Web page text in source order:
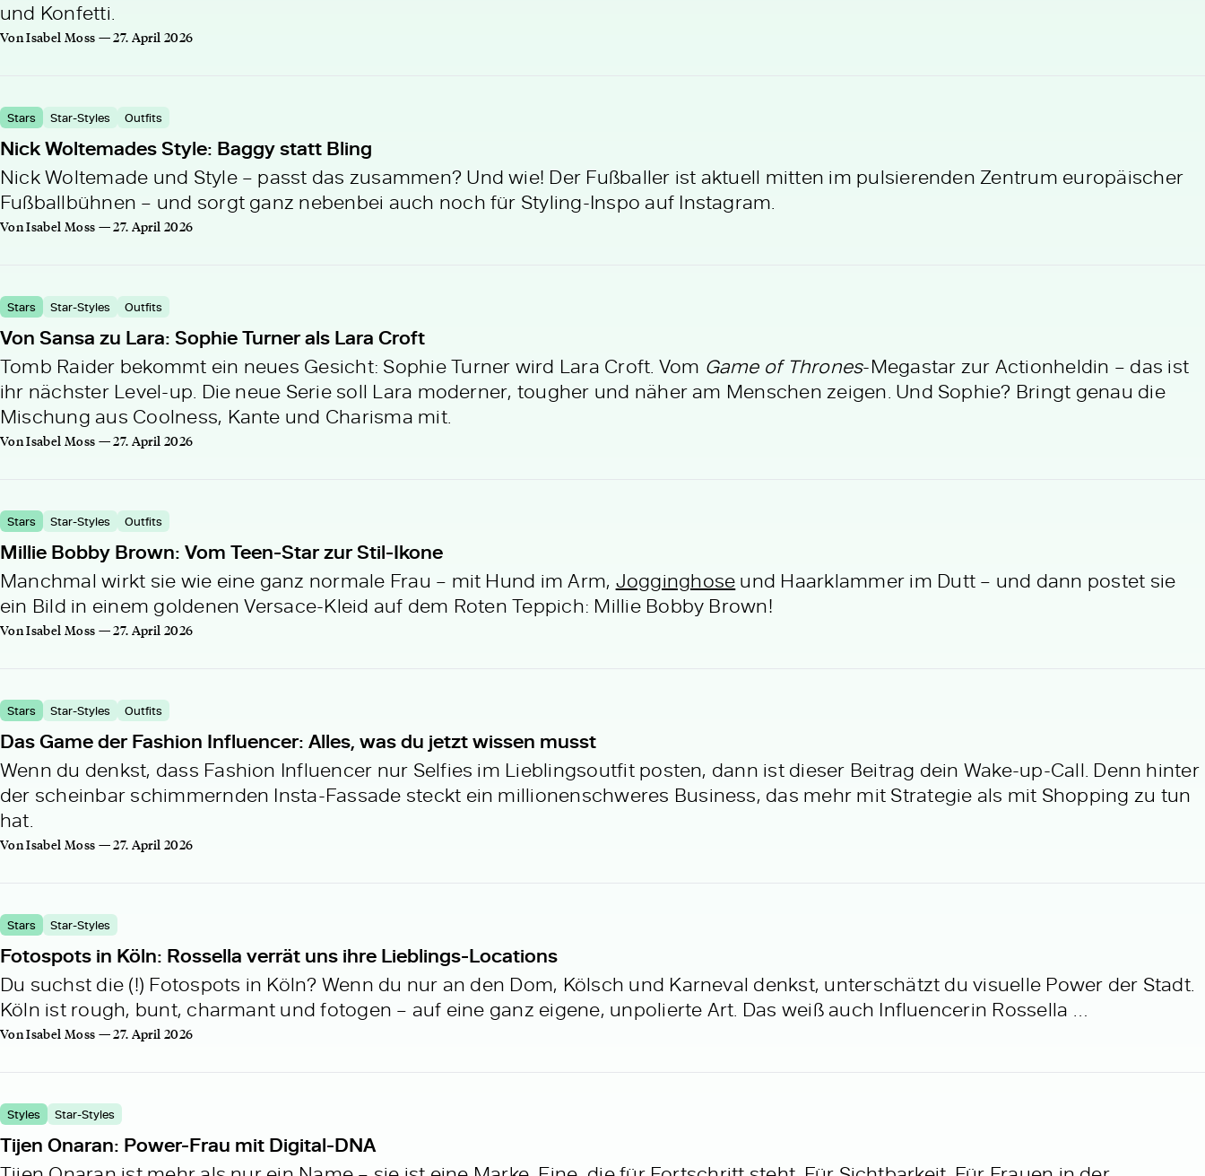
und Konfetti.
Von Isabel Moss — 27. April 2026
Nick Woltemades Style: Baggy statt Bling
Nick Woltemade und Style – passt das zusammen? Und wie! Der Fußballer ist aktuell mitten im pulsierenden Zentrum europäischer
Fußballbühnen – und sorgt ganz nebenbei auch noch für Styling-Inspo auf Instagram.
Von Isabel Moss — 27. April 2026
Stars Star-Styles Outfits
Von Sansa zu Lara: Sophie Turner als Lara Croft
Tomb Raider bekommt ein neues Gesicht: Sophie Turner wird Lara Croft. Vom Game of Thrones-Megastar zur Actionheldin – das ist
ihr nächster Level-up. Die neue Serie soll Lara moderner, tougher und näher am Menschen zeigen. Und Sophie? Bringt genau die
Mischung aus Coolness, Kante und Charisma mit.
Von Isabel Moss — 27. April 2026
Stars Star-Styles Outfits
Millie Bobby Brown: Vom Teen-Star zur Stil-Ikone
Manchmal wirkt sie wie eine ganz normale Frau – mit Hund im Arm, Jogginghose und Haarklammer im Dutt – und dann postet sie
ein Bild in einem goldenen Versace-Kleid auf dem Roten Teppich: Millie Bobby Brown!
Von Isabel Moss — 27. April 2026
Stars Star-Styles Outfits
Das Game der Fashion Influencer: Alles, was du jetzt wissen musst
Wenn du denkst, dass Fashion Influencer nur Selfies im Lieblingsoutfit posten, dann ist dieser Beitrag dein Wake-up-Call. Denn hinter
der scheinbar schimmernden Insta-Fassade steckt ein millionenschweres Business, das mehr mit Strategie als mit Shopping zu tun
hat.
Von Isabel Moss — 27. April 2026
Stars Star-Styles Outfits
Fotospots in Köln: Rossella verrät uns ihre Lieblings-Locations
Du suchst die (!) Fotospots in Köln? Wenn du nur an den Dom, Kölsch und Karneval denkst, unterschätzt du visuelle Power der Stadt.
Köln ist rough, bunt, charmant und fotogen – auf eine ganz eigene, unpolierte Art. Das weiß auch Influencerin Rossella …
Von Isabel Moss — 27. April 2026
Stars Star-Styles
Tijen Onaran: Power-Frau mit Digital-DNA
Styles Star-Styles